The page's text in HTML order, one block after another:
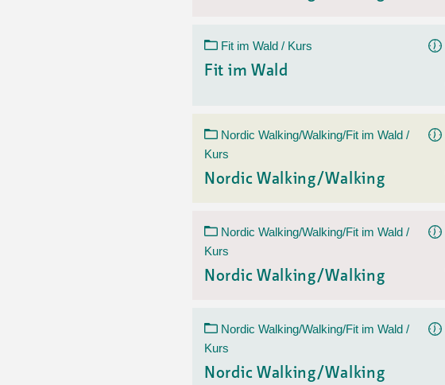
Fit im Wald / Kurs
Fit im Wald
Nordic Walking/Walking/Fit im Wald /
Kurs
Nordic Walking/Walking
Nordic Walking/Walking/Fit im Wald /
Kurs
Nordic Walking/Walking
Nordic Walking/Walking/Fit im Wald /
Kurs
Nordic Walking/Walking